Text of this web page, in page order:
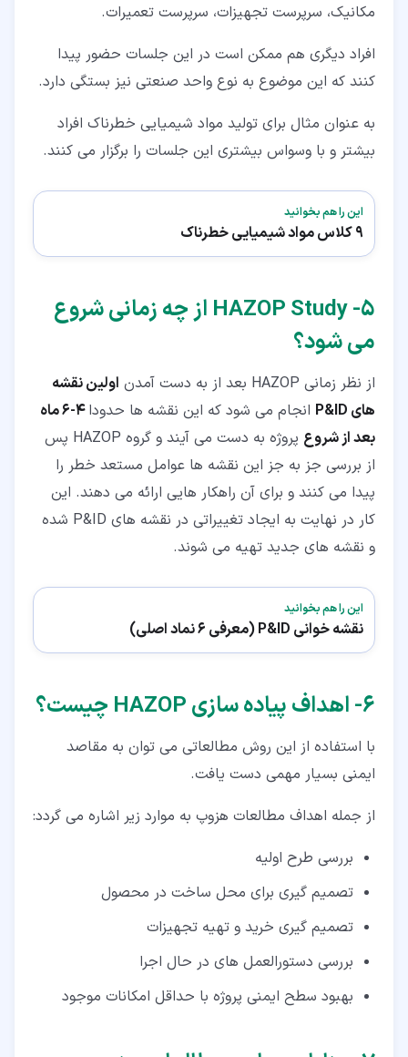
مکانیک، سرپرست تجهیزات، سرپرست تعمیرات.
افراد دیگری هم ممکن است در این جلسات حضور پیدا
کنند که این موضوع به نوع واحد صنعتی نیز بستگی دارد.
به عنوان مثال برای تولید مواد شیمیایی خطرناک افراد
بیشتر و با وسواس بیشتری این جلسات را برگزار می کنند.
این را هم بخوانید
9 کلاس مواد شیمیایی خطرناک
۵‏- HAZOP Study از چه زمانی شروع
می شود؟
از نظر زمانی HAZOP بعد از به دست آمدن
اولین نقشه
های P&ID
انجام می شود که این نقشه ها حدودا
4-6 ماه
بعد از شروع
پروژه به دست می آیند و گروه HAZOP پس
از بررسی جز به جز این نقشه ها عوامل مستعد خطر را
پیدا می کنند و برای آن راهکار هایی ارائه می دهند. این
کار در نهایت به ایجاد تغییراتی در نقشه های P&ID شده
و نقشه های جدید تهیه می شوند.
این را هم بخوانید
نقشه خوانی P&ID (معرفی 6 نماد اصلی)
۶‏- اهداف پیاده سازی HAZOP چیست؟
با استفاده از این روش مطالعاتی می توان به مقاصد
ایمنی بسیار مهمی دست یافت.
از جمله اهداف مطالعات هزوپ به موارد زیر اشاره می گردد:
بررسی طرح اولیه
تصمیم گیری برای محل ساخت در محصول
تصمیم گیری خرید و تهیه تجهیزات
بررسی دستورالعمل های در حال اجرا
بهبود سطح ایمنی پروژه با حداقل امکانات موجود